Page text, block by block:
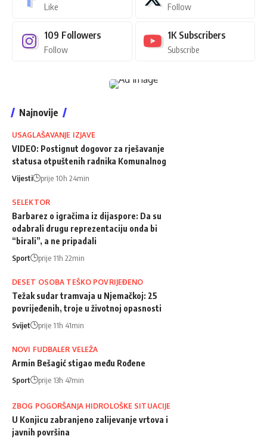
Like Follow
109 Followers
Follow
1K Subscribers
Subscribe
Najnovije
USAGLAŠAVANJE IZJAVE
VIDEO: Postignut dogovor za rješavanje
statusa otpuštenih radnika Komunalnog
Vijesti prije 10h 24min
SELEKTOR
Barbarez o igračima iz dijaspore: Da su
odabrali drugu reprezentaciju onda bi
“birali”, a ne pripadali
Sport prije 11h 22min
DESET OSOBA TEŠKO POVRIJEĐENO
Težak sudar tramvaja u Njemačkoj: 25
povrijeđenih, troje u životnoj opasnosti
Svijet prije 11h 41min
NOVI FUDBALER VELEŽA
Armin Bešagić stigao među Rođene
Sport prije 13h 47min
ZBOG POGORŠANJA HIDROLOŠKE SITUACIJE
U Konjicu zabranjeno zalijevanje vrtova i
javnih površina